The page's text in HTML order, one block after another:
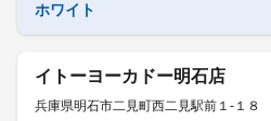
ホワイト
イトーヨーカドー明石店
兵庫県明石市二見町西二見駅前１-１８